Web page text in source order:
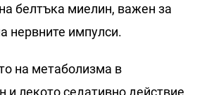
белтъка миелин, важен за
нервните импулси.
на метаболизма в
и лекото седативно действие